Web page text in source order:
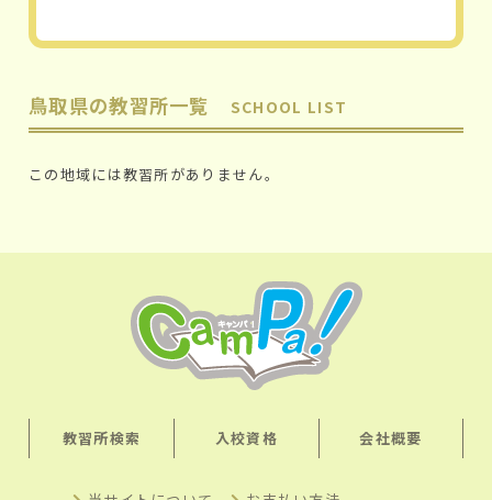
鳥取県の教習所一覧 SCHOOL LIST
この地域には教習所がありません。
教習所検索 入校資格 会社概要